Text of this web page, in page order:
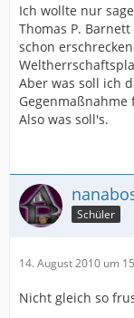
Ich wollte nur
Thomas P.
schon
Aber was soll ich
Also was soll's.
Schüler
14. August 2010 um
Nicht gleich so